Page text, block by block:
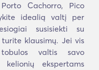
Cachorro, Pico
idealią valtį per
susisiekti su
klausimų. Jei vis
valtis savo
ekspertams